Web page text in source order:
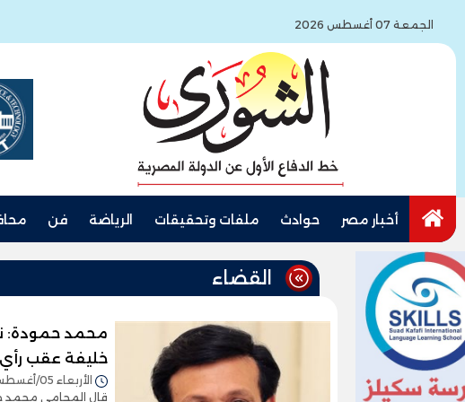
الجمعة 07 أغسطس 2026
أخبار مصر حوادث ملفات وتحقيقات الرياضة فن
القضاء
محمد حمودة:
خليفة عقب رأي
الأربعاء 05/أغسطس/2026 - 11:42 ص
قال المحامي محمد